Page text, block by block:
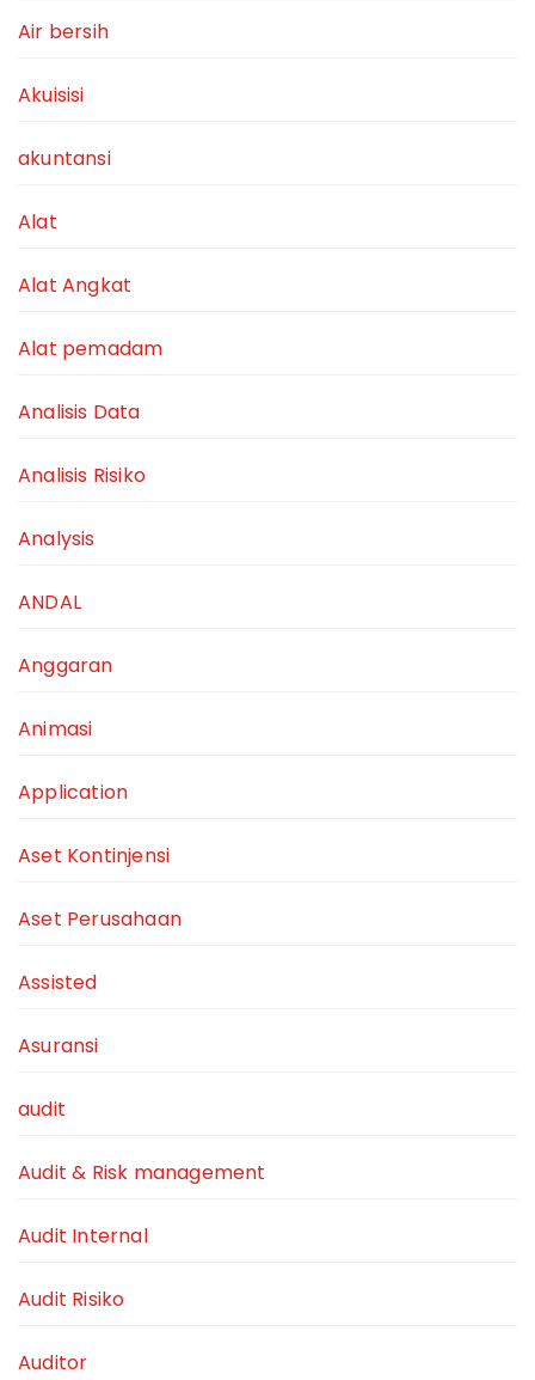
Air bersih
Akuisisi
akuntansi
Alat
Alat Angkat
Alat pemadam
Analisis Data
Analisis Risiko
Analysis
ANDAL
Anggaran
Animasi
Application
Aset Kontinjensi
Aset Perusahaan
Assisted
Asuransi
audit
Audit & Risk management
Audit Internal
Audit Risiko
Auditor